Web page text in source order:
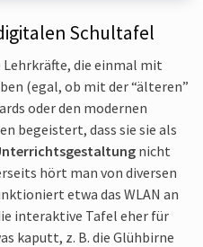
Schultafel
Lehrkräfte, die einmal mit
(egal, ob mit der “älteren”
oder den modernen
begeistert, dass sie sie als
nicht
hört man von diversen
etwa das WLAN an
interaktive Tafel eher für
kaputt, z. B. die Glühbirne